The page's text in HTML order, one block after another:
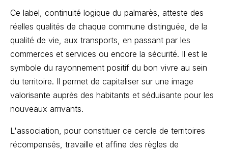
Ce label, continuité logique du palmarès, atteste des
réelles qualités de chaque commune distinguée, de la
qualité de vie, aux transports, en passant par les
commerces et services ou encore la sécurité. Il est le
symbole du rayonnement positif du bon vivre au sein
du territoire. Il permet de capitaliser sur une image
valorisante auprès des habitants et séduisante pour les
nouveaux arrivants.
L'association, pour constituer ce cercle de territoires
récompensés, travaille et affine des règles de